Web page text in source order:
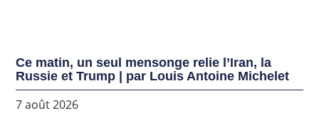
Ce matin, un seul mensonge relie l’Iran, la
Russie et Trump | par Louis Antoine Michelet
7 août 2026